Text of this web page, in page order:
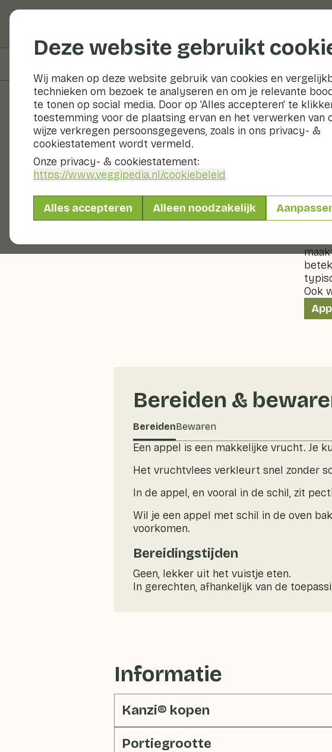
Deze website gebruikt
Wij maken op deze website gebruik van cookies en
technieken om bezoek te analyseren en om je relevante
te tonen op social media. Door op 'Alles accepteren' te
toestemming voor de plaatsing ervan en het verwerken van
wijze verkregen persoonsgegevens, zoals in ons privacy- &
cookiestatement wordt vermeld.
Onze privacy- & cookiestatement:
https://www.veggipedia.nl/cookiebeleid
Alles accepteren Alleen noodzakelijk
Groenten en fruit
De
Ook
Bereiden &
BereidenBewaren
Een appel is een makkelijke vrucht. Je
Het vruchtvlees verkleurt snel zonder
In de appel, en vooral in de schil, zit
Wil je een appel met schil in de oven
voorkomen.
Bereidingstijden
Geen, lekker uit het vuistje eten.
In gerechten, afhankelijk van de
Informatie
Kanzi® kopen
Portiegrootte